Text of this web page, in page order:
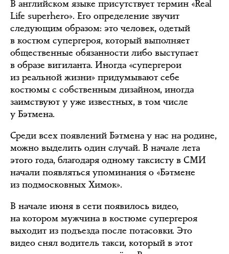
В английском языке присутствует термин «Real
Life superhero». Его определение звучит
следующим образом: это человек, одетый
в костюм супергероя, который выполняет
общественные обязанности либо выступает
в образе вигиланта. Иногда «супергерои
из реальной жизни» придумывают себе
костюмы с собственным дизайном, иногда
заимствуют у уже известных, в том числе
у Бэтмена.
Среди всех появлений Бэтмена у нас на родине,
можно выделить один случай. В начале лета
этого года, благодаря одному таксисту в СМИ
начали появляться упоминания о «Бэтмене
из подмосковных Химок».
В начале июня в сети появилось видео,
на котором мужчина в костюме супергероя
выходит из подъезда после потасовки. Это
видео снял водитель такси, который в этот